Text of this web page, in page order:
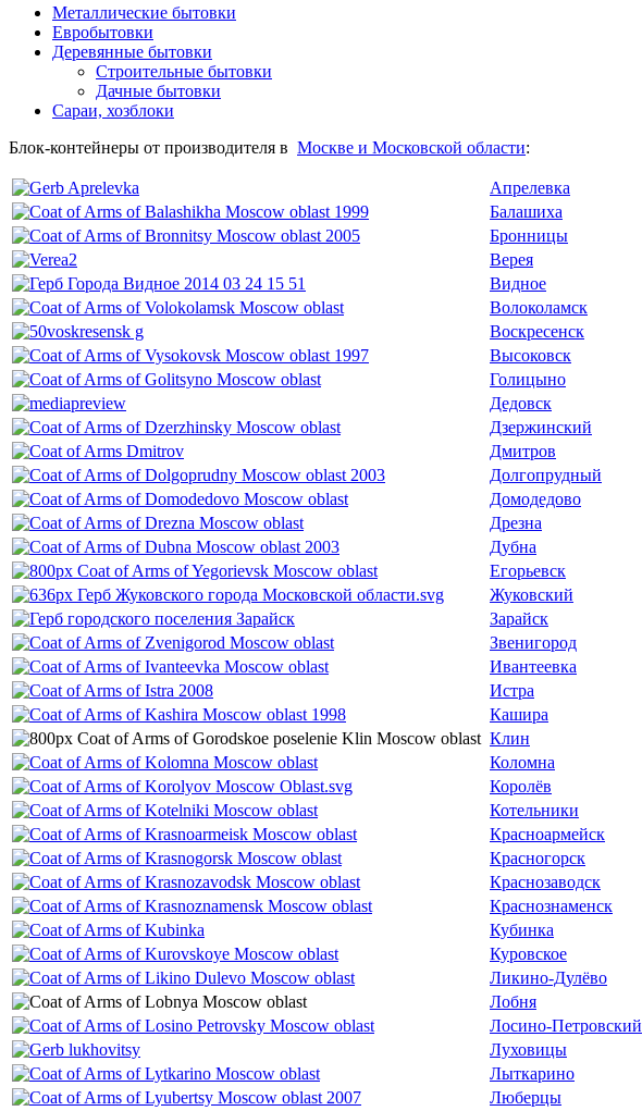
Металлические бытовки
Евробытовки
Деревянные бытовки
Строительные бытовки
Дачные бытовки
Сараи, хозблоки
Блок-контейнеры от производителя в Москве и Московской области:
Апрелевка
Балашиха
Бронницы
Верея
Видное
Волоколамск
Воскресенск
Высоковск
Голицыно
Дедовск
Дзержинский
Дмитров
Долгопрудный
Домодедово
Дрезна
Дубна
Егорьевск
Жуковский
Зарайск
Звенигород
Ивантеевка
Истра
Кашира
Клин
Коломна
Королёв
Котельники
Красноармейск
Красногорск
Краснозаводск
Краснознаменск
Кубинка
Куровское
Ликино-Дулёво
Лобня
Лосино-Петровский
Луховицы
Лыткарино
Люберцы